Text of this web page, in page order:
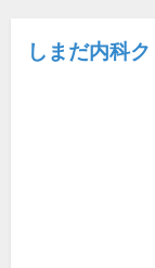
しまだ内科